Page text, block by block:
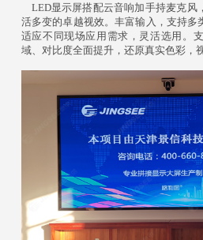
LED显示屏搭配云音响加手持麦克风
活多变的卓越视效。丰富输入，支持多
适应不同现场应用需求，灵活选用。
域、对比度全面提升，还原真实色彩，